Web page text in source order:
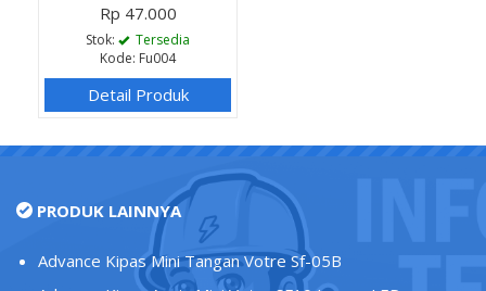
Rp 47.000
Stok:
Tersedia
Kode: Fu004
Detail Produk
PRODUK LAINNYA
Advance Kipas Mini Tangan Votre Sf-05B